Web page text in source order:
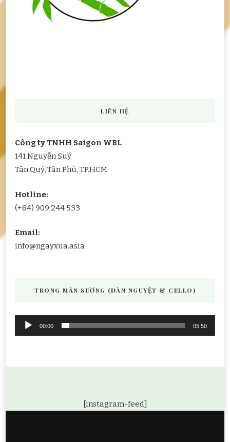
LIÊN HỆ
Công ty TNHH Saigon WBL
141 Nguyễn Suý
Tân Quý, Tân Phú, TP.HCM
Hotline:
(+84) 909 244 533
Email:
info@ngayxua.asia
TRONG MÀN SƯƠNG (ĐÀN NGUYỆT & CELLO)
Audio
Player
00:00 05:50
[instagram-feed]